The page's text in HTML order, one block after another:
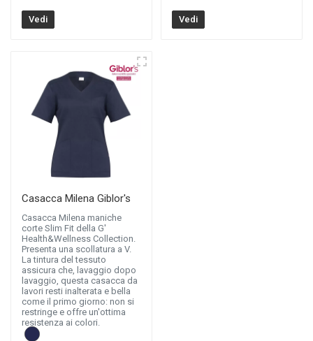
Vedi Vedi
Casacca Milena Giblor's
Casacca Milena maniche
corte Slim Fit della G'
Health&Wellness Collection.
Presenta una scollatura a V.
La tintura del tessuto
assicura che, lavaggio dopo
lavaggio, questa casacca da
lavori resti inalterata e bella
come il primo giorno: non si
restringe e offre un'ottima
resistenza ai colori.